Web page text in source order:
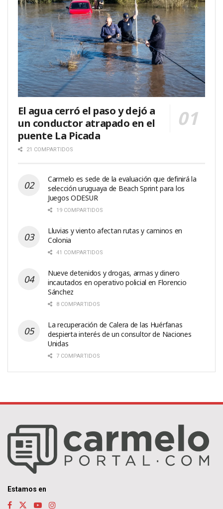
El agua cerró el paso y dejó a
un conductor atrapado en el
puente La Picada
21 COMPARTIDOS
Carmelo es sede de la evaluación que definirá la
selección uruguaya de Beach Sprint para los
Juegos ODESUR
19 COMPARTIDOS
Lluvias y viento afectan rutas y caminos en
Colonia
41 COMPARTIDOS
Nueve detenidos y drogas, armas y dinero
incautados en operativo policial en Florencio
Sánchez
8 COMPARTIDOS
La recuperación de Calera de las Huérfanas
despierta interés de un consultor de Naciones
Unidas
7 COMPARTIDOS
Estamos en